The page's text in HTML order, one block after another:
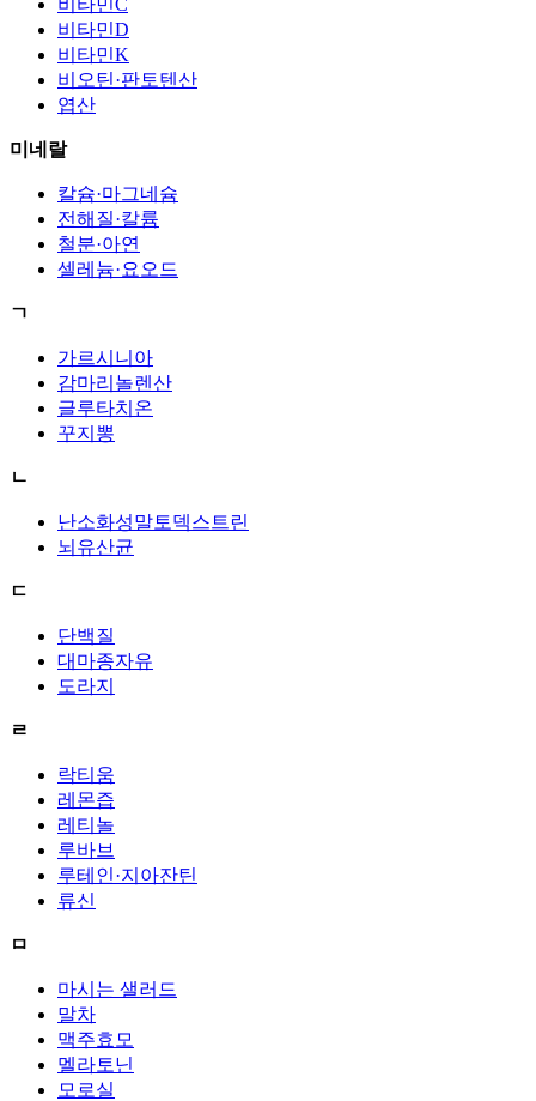
비타민D
비타민K
비오틴·판토텐산
엽산
미네랄
칼슘·마그네슘
전해질·칼륨
철분·아연
셀레늄·요오드
ㄱ
가르시니아
감마리놀렌산
글루타치온
꾸지뽕
ㄴ
난소화성말토덱스트린
뇌유산균
ㄷ
단백질
대마종자유
도라지
ㄹ
락티움
레몬즙
레티놀
루바브
루테인·지아잔틴
류신
ㅁ
마시는 샐러드
말차
맥주효모
멜라토닌
모로실